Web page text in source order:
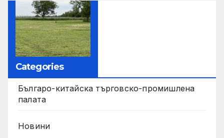
Categories
Българо-китайска търговско-промишлена
палата
Новини